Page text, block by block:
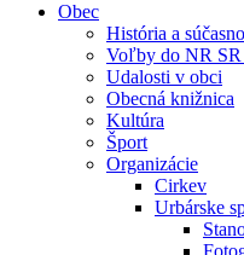
Obec
História a
Voľby do NR SR
Udalosti v obci
Obecná knižnica
Kultúra
Šport
Organizácie
Cirkev
Urbárske